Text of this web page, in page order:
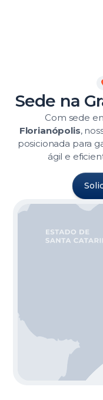
Sede na
Com sede
Florianópolis,
posicionada para
ágil e